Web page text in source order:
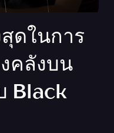
ดในการ
คลังบน
Black